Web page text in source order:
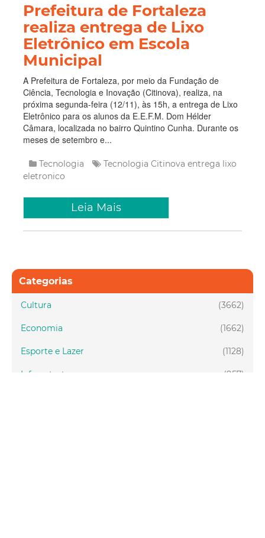
Prefeitura de Fortaleza
realiza entrega de Lixo
Eletrônico em Escola
Municipal
A Prefeitura de Fortaleza, por meio da Fundação de
Ciência, Tecnologia e Inovação (Citinova), realiza, na
próxima segunda-feira (12/11), às 15h, a entrega de Lixo
Eletrônico para os alunos da E.E.F.M. Dom Hélder
Câmara, localizada no bairro Quintino Cunha. Durante os
meses de setembro e...
Tecnologia Tecnologia Citinova entrega lixo
eletronico
Leia Mais
Categorias
(3662)
Cultura
(1662)
Economia
(1128)
Esporte e Lazer
(957)
Infraestrutura